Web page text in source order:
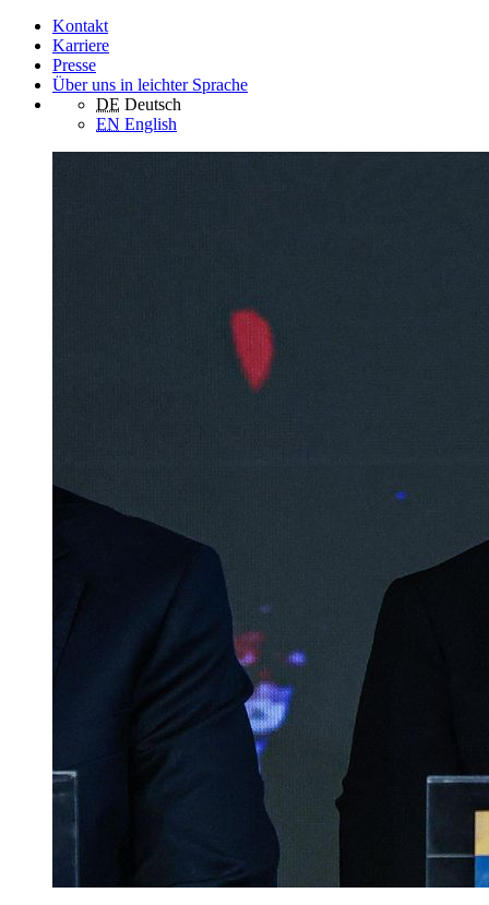
Kontakt
Karriere
Presse
Über uns in leichter Sprache
DE Deutsch
EN English